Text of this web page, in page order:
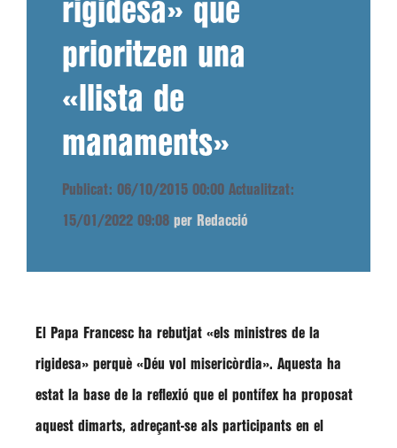
rigidesa» que
prioritzen una
«llista de
manaments»
Publicat: 06/10/2015 00:00 Actualitzat:
15/01/2022 09:08 per Redacció
El Papa Francesc ha rebutjat «els ministres de la
rigidesa» perquè «Déu vol misericòrdia». Aquesta ha
estat la base de la reflexió que el pontífex ha proposat
aquest dimarts, adreçant-se als participants en el